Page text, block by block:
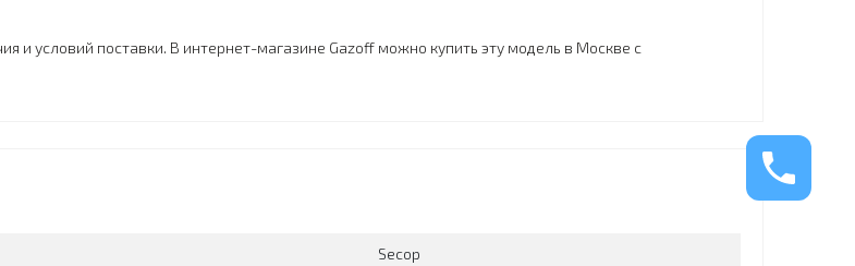
и условий поставки. В интернет-магазине Gazoff можно купить эту модель в Москве с
Secop